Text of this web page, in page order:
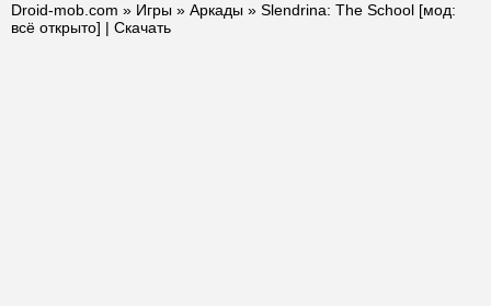
Droid-mob.com » Игры » Аркады » Slendrina: The School [мод:
всё открыто] | Скачать